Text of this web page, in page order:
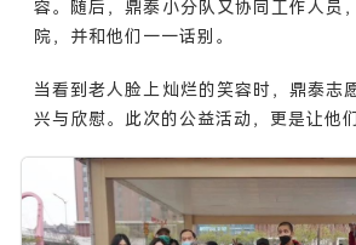
容。随后，鼎泰小分队又协同工作人员
院，并和他们一一话别。
当看到老人脸上灿烂的笑容时，鼎泰志
兴与欣慰。此次的公益活动，更是让他